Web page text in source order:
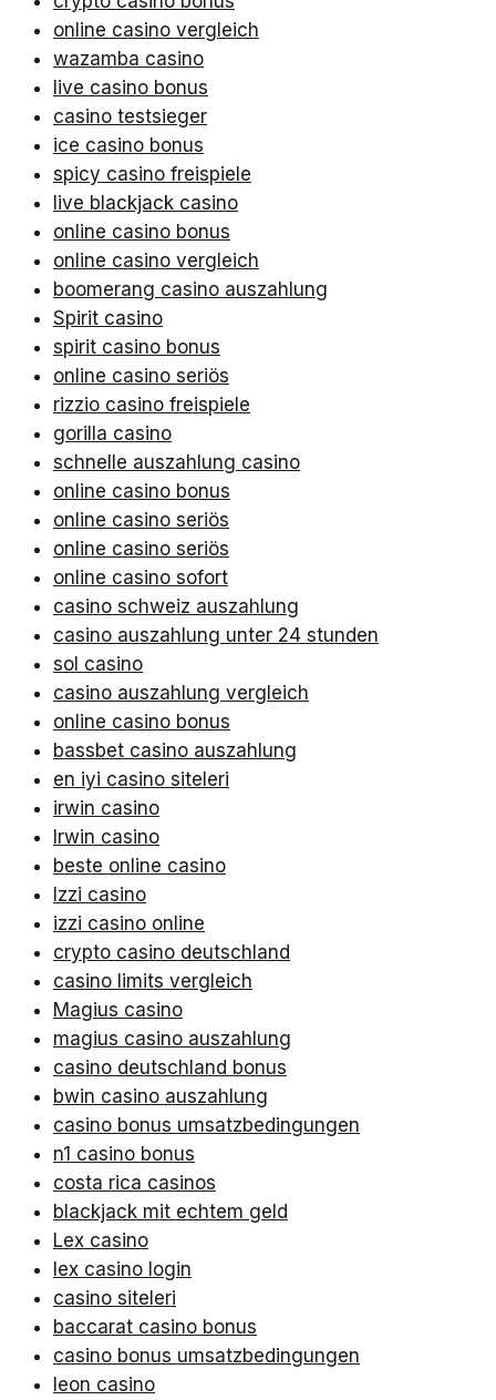
online casino vergleich
wazamba casino
live casino bonus
casino testsieger
ice casino bonus
spicy casino freispiele
live blackjack casino
online casino bonus
online casino vergleich
boomerang casino auszahlung
Spirit casino
spirit casino bonus
online casino seriös
rizzio casino freispiele
gorilla casino
schnelle auszahlung casino
online casino bonus
online casino seriös
online casino seriös
online casino sofort
casino schweiz auszahlung
casino auszahlung unter 24 stunden
sol casino
casino auszahlung vergleich
online casino bonus
bassbet casino auszahlung
en iyi casino siteleri
irwin casino
Irwin casino
beste online casino
Izzi casino
izzi casino online
crypto casino deutschland
casino limits vergleich
Magius casino
magius casino auszahlung
casino deutschland bonus
bwin casino auszahlung
casino bonus umsatzbedingungen
n1 casino bonus
costa rica casinos
blackjack mit echtem geld
Lex casino
lex casino login
casino siteleri
baccarat casino bonus
casino bonus umsatzbedingungen
leon casino